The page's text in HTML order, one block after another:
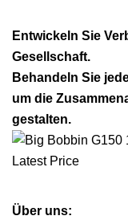
Entwickeln Sie
Gesellschaft.
Behandeln Sie
um die
gestalten.
Über uns: